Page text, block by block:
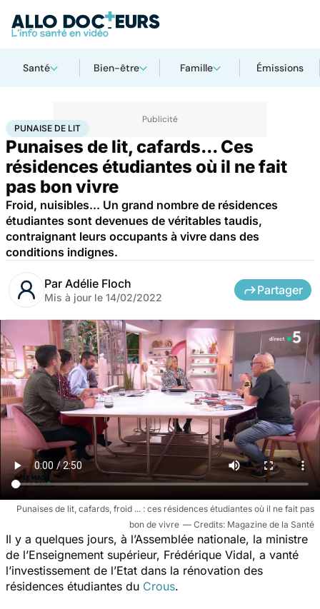
Santé Bien-être Famille Émissions
AccueilSantéSociété Punaise de lit
PUNAISE DE LIT
Punaises de lit, cafards... Ces
résidences étudiantes où il ne fait
pas bon vivre
Froid, nuisibles... Un grand nombre de résidences
étudiantes sont devenues de véritables taudis,
contraignant leurs occupants à vivre dans des
conditions indignes.
Par Adélie Floch
Mis à jour le 14/02/2022
Partager
Punaises de lit, cafards, froid ... : ces résidences étudiantes où il ne fait pas
bon de vivre
Magazine de la Santé
Il y a quelques jours, à l’Assemblée nationale, la ministre
de l’Enseignement supérieur, Frédérique Vidal, a vanté
l’investissement de l’Etat dans la rénovation des
résidences étudiantes du Crous.